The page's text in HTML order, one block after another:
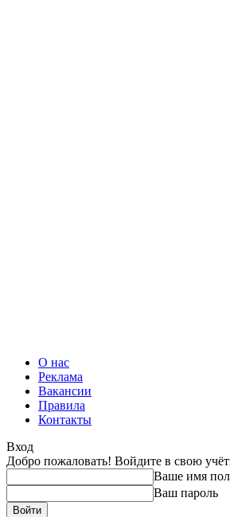
О нас
Реклама
Вакансии
Правила
Контакты
Вход
Добро пожаловать! Войдите в свою
Ваше имя
Ваш пароль